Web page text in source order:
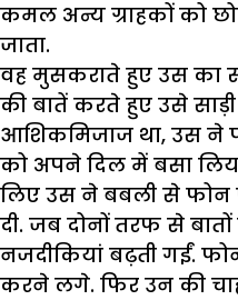
कमल अन्य ग्राहकों को
जाता.
वह मुसकराते हुए उस का
की बातें करते हुए उसे
आशिकमिजाज था, उस ने
को अपने दिल में बसा
लिए उस ने बबली से फोन
दी. जब दोनों तरफ से
नजदीकियां बढ़ती गईं.
करने लगे. फिर उन की